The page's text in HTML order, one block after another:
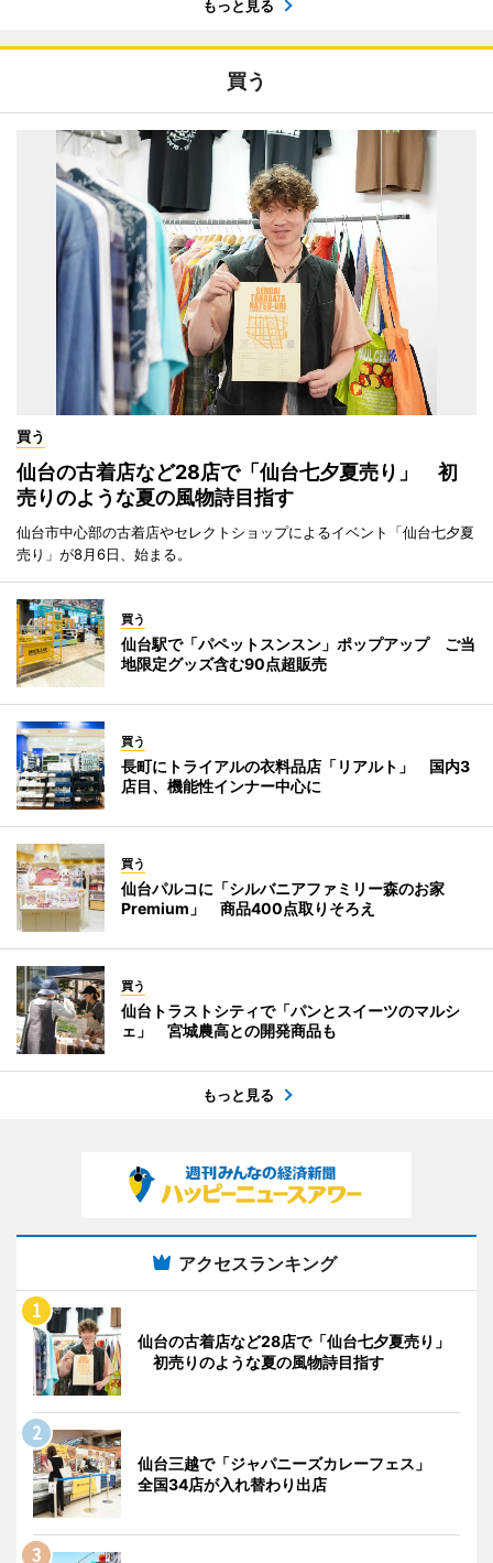
もっと見る
買う
買う
仙台の古着店など28店で「仙台七夕夏売り」 初
売りのような夏の風物詩目指す
仙台市中心部の古着店やセレクトショップによるイベント「仙台七夕夏
売り」が8月6日、始まる。
買う
仙台駅で「パペットスンスン」ポップアップ ご当
地限定グッズ含む90点超販売
買う
長町にトライアルの衣料品店「リアルト」 国内3
店目、機能性インナー中心に
買う
仙台パルコに「シルバニアファミリー森のお家
Premium」 商品400点取りそろえ
買う
仙台トラストシティで「パンとスイーツのマルシ
ェ」 宮城農高との開発商品も
もっと見る
アクセスランキング
仙台の古着店など28店で「仙台七夕夏売り」
初売りのような夏の風物詩目指す
仙台三越で「ジャパニーズカレーフェス」
全国34店が入れ替わり出店